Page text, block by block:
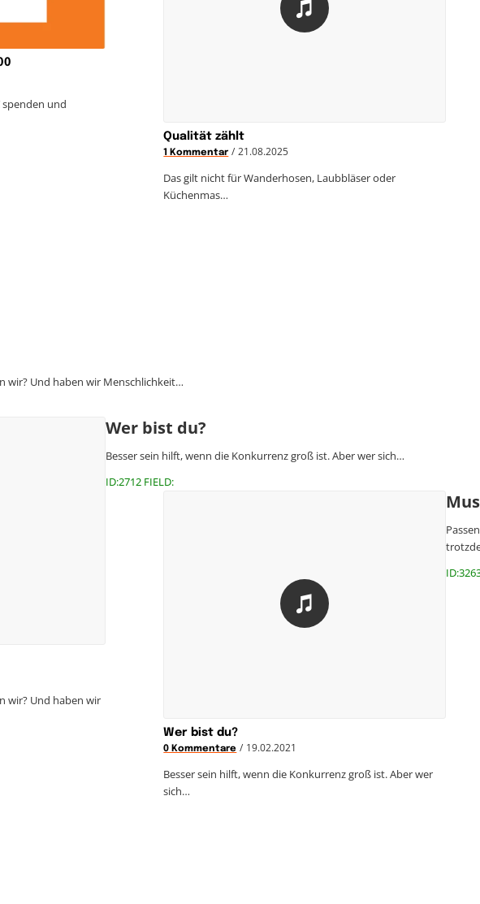
spenden und
Qualität zählt
1 Kommentar / 21.08.2025
Das gilt nicht für Wanderhosen, Laubbläser oder
Küchenmas…
wir? Und haben wir Menschlichkeit…
wir? Und haben wir
Wer bist du?
Besser sein hilft, wenn die Konkurrenz groß ist. Aber wer sich…
ID:2712 FIELD:
Wer bist du?
0 Kommentare / 19.02.2021
Besser sein hilft, wenn die Konkurrenz groß ist. Aber wer
sich…